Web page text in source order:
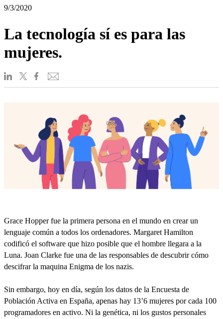
9/3/2020
La tecnología sí es para las
mujeres.
Grace Hopper fue la primera persona en el mundo en crear un
lenguaje común a todos los ordenadores. Margaret Hamilton
codificó el software que hizo posible que el hombre llegara a la
Luna. Joan Clarke fue una de las responsables de descubrir cómo
descifrar la maquina Enigma de los nazis.
Sin embargo, hoy en día, según los datos de la Encuesta de
Población Activa en España, apenas hay 13’6 mujeres por cada 100
programadores en activo. Ni la genética, ni los gustos personales